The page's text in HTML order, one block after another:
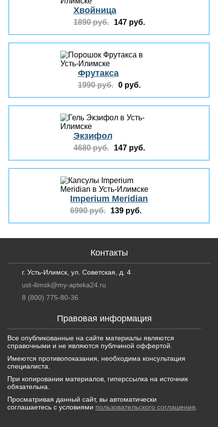
Хвойница
1890 руб. 147 руб.
Фрутакса
1990 руб. 0 руб.
Экзифол
4680 руб. 147 руб.
Imperium Meridian
6990 руб. 139 руб.
Правовая информация
Все опубликованные на сайте материалы являются
справочными и не являются публчиной оффертой.
Имеются противопоказания, необходима консультация
специалиста.
При копировании материалов, гиперссылка на источник
обязательна.
Просматривая данный сайт, вы автоматически
соглашаетесь с условиями пользовательского соглашения
Контакты
г. Усть-Илимск, ул. Советская, д. 4
ust-ilimsk@my-apteka24.ru
8 (800) 775-80-36